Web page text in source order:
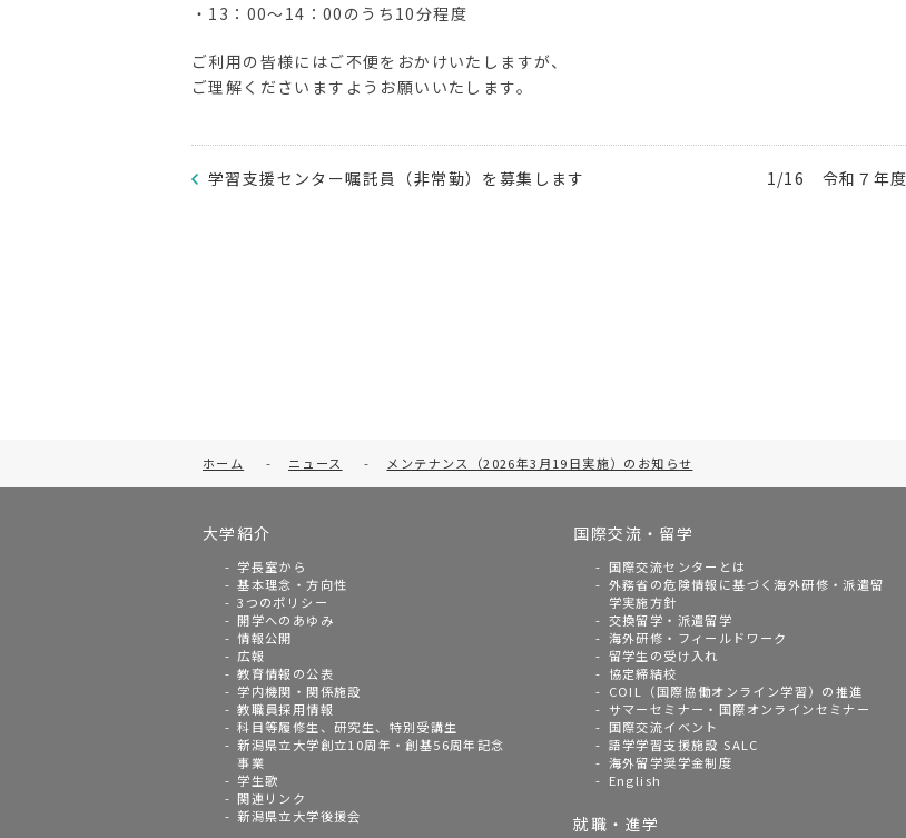
・13：00～14：00のうち10分程度
ご利用の皆様にはご不便をおかけいたしますが、
ご理解くださいますようお願いいたします。
学習支援センター嘱託員（非常勤）を募集します
1/16 令和７年度
ホーム - ニュース - メンテナンス（2026年3月19日実施）のお知らせ
大学紹介
学長室から
基本理念・方向性
3つのポリシー
開学へのあゆみ
情報公開
広報
教育情報の公表
学内機関・関係施設
教職員採用情報
科目等履修生、研究生、特別受講生
新潟県立大学創立10周年・創基56周年記念
事業
学生歌
関連リンク
新潟県立大学後援会
国際交流・留学
国際交流センターとは
外務省の危険情報に基づく海外研修・派遣留
学実施方針
交換留学・派遣留学
海外研修・フィールドワーク
留学生の受け入れ
協定締結校
COIL（国際協働オンライン学習）の推進
サマーセミナー・国際オンラインセミナー
国際交流イベント
語学学習支援施設 SALC
海外留学奨学金制度
English
就職・進学